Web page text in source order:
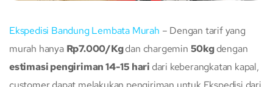
Ekspedisi Bandung Lembata Murah – Dengan tarif yang
murah hanya Rp7.000/Kgdan chargemin 50kgdengan
estimasi pengiriman 14-15 hari dari keberangkatan kapal,